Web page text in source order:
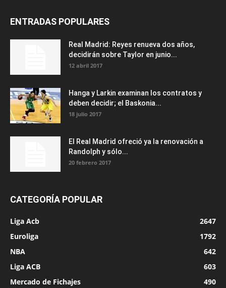
ENTRADAS POPULARES
Real Madrid: Reyes renueva dos años,
decidirán sobre Taylor en junio...
12 abril 2017
Hanga y Larkin examinan los contratos y
deben decidir; el Baskonia...
18 julio 2017
El Real Madrid ofreció ya la renovación a
Randolph y sólo...
20 febrero 2017
CATEGORÍA POPULAR
Liga Acb
2647
Euroliga
1792
NBA
642
Liga ACB
603
Mercado de Fichajes
490